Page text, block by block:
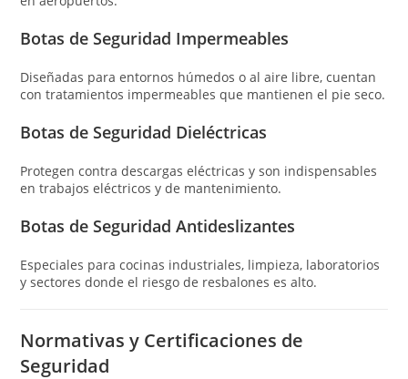
Botas de Seguridad Impermeables
Diseñadas para entornos húmedos o al aire libre, cuentan
con tratamientos impermeables que mantienen el pie seco.
Botas de Seguridad Dieléctricas
Protegen contra descargas eléctricas y son indispensables
en trabajos eléctricos y de mantenimiento.
Botas de Seguridad Antideslizantes
Especiales para cocinas industriales, limpieza, laboratorios
y sectores donde el riesgo de resbalones es alto.
Normativas y Certificaciones de
Seguridad